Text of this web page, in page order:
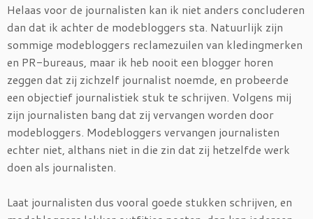
Helaas voor de journalisten kan ik niet anders concluderen
dan dat ik achter de modebloggers sta. Natuurlijk zijn
sommige modebloggers reclamezuilen van kledingmerken
en PR-bureaus, maar ik heb nooit een blogger horen
zeggen dat zij zichzelf journalist noemde, en probeerde
een objectief journalistiek stuk te schrijven. Volgens mij
zijn journalisten bang dat zij vervangen worden door
modebloggers. Modebloggers vervangen journalisten
echter niet, althans niet in die zin dat zij hetzelfde werk
doen als journalisten.
Laat journalisten dus vooral goede stukken schrijven, en